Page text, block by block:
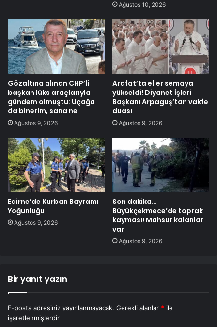
Ağustos 10, 2026
Gözaltına alınan CHP’li
başkan lüks araçlarıyla
gündem olmuştu: Uçağa
da binerim, sana ne
Ağustos 9, 2026
Arafat’ta eller semaya
yükseldi! Diyanet İşleri
Başkanı Arpaguş’tan vakfe
duası
Ağustos 9, 2026
Edirne’de Kurban Bayramı
Yoğunluğu
Ağustos 9, 2026
Son dakika…
Büyükçekmece’de toprak
kayması! Mahsur kalanlar
var
Ağustos 9, 2026
Bir yanıt yazın
E-posta adresiniz yayınlanmayacak. Gerekli alanlar * ile
işaretlenmişlerdir